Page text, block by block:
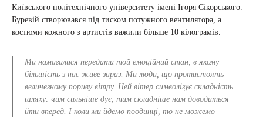
Київського політехнічного університету імені Ігоря Сікорського.
Буревій створювався під тиском потужного вентилятора, а
костюми кожного з артистів важили більше 10 кілограмів.
Ми намагалися передати той емоційний стан, в якому
більшість з нас живе зараз. Ми люди, що протистоять
величезному пориву вітру. Цей вітер символізує складність
шляху: чим сильніше дує, тим складніше нам доводиться
йти вперед. І коли ми йдемо поодинці, то не можемо